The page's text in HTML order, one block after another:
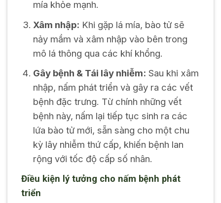
mía khỏe mạnh.
Xâm nhập: Khi gặp lá mía, bào tử sẽ
nảy mầm và xâm nhập vào bên trong
mô lá thông qua các khí khổng.
Gây bệnh & Tái lây nhiễm: Sau khi xâm
nhập, nấm phát triển và gây ra các vết
bệnh đặc trưng. Từ chính những vết
bệnh này, nấm lại tiếp tục sinh ra các
lứa bào tử mới, sẵn sàng cho một chu
kỳ lây nhiễm thứ cấp, khiến bệnh lan
rộng với tốc độ cấp số nhân.
Điều kiện lý tưởng cho nấm bệnh phát
triển